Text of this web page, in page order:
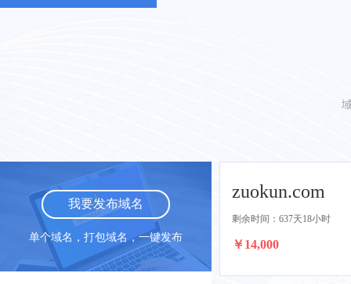
我要发布域名
单个域名，打包域名，一键发布
zuokun.com
剩余时间：637天18小时
￥14,000